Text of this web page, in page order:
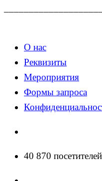
О нас
Реквизиты
Мероприятия
Формы запроса
40 870 посетителей